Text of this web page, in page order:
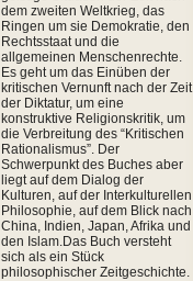
dem zweiten Weltkrieg, das
Ringen um sie Demokratie, den
Rechtsstaat und die
allgemeinen Menschenrechte.
Es geht um das Einüben der
kritischen Vernunft nach der Zeit
der Diktatur, um eine
konstruktive Religionskritik, um
die Verbreitung des “Kritischen
Rationalismus”. Der
Schwerpunkt des Buches aber
liegt auf dem Dialog der
Kulturen, auf der Interkulturellen
Philosophie, auf dem Blick nach
China, Indien, Japan, Afrika und
den Islam.Das Buch versteht
sich als ein Stück
philosophischer Zeitgeschichte.